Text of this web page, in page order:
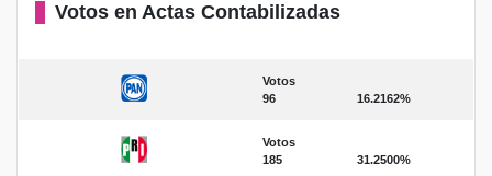
Votos en Actas Contabilizadas
Votos
96
16.2162%
Votos
185
31.2500%